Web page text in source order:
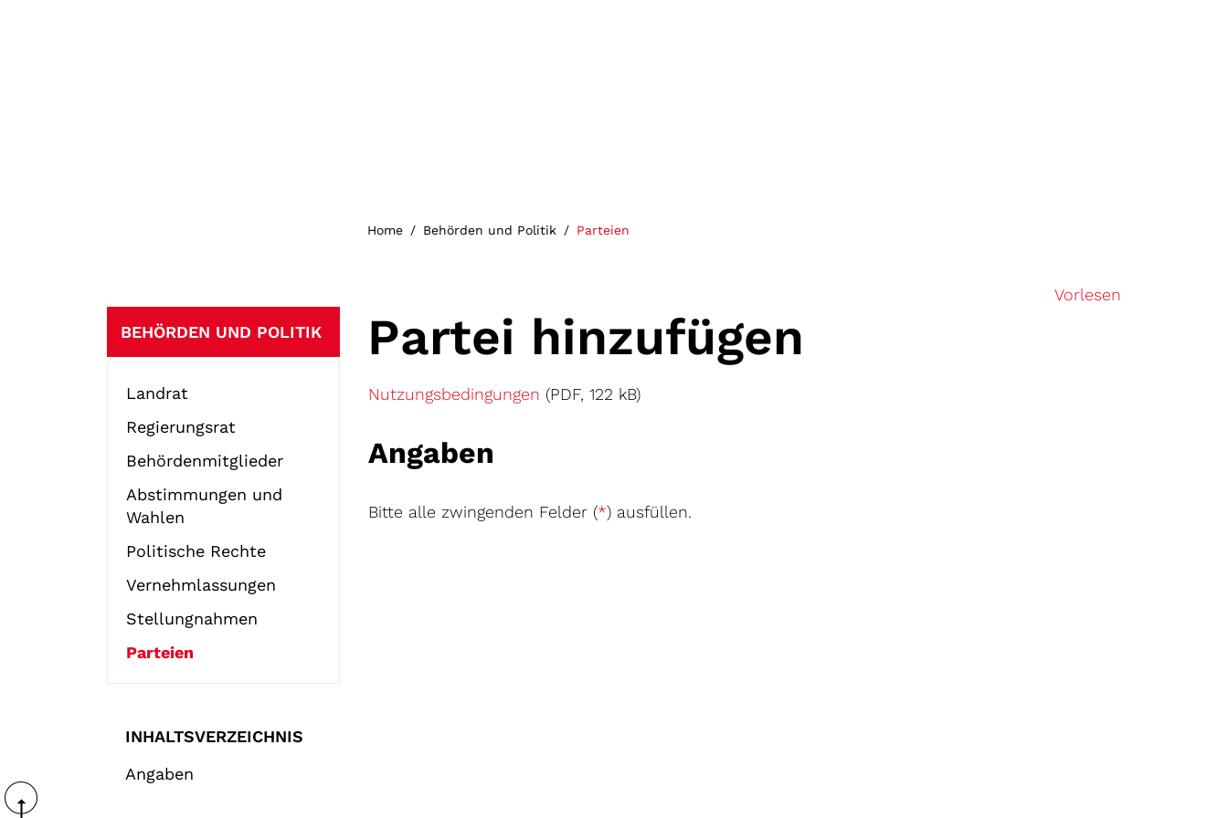
Home Behörden und Politik Parteien
Vorlesen
Subnavigation
BEHÖRDEN UND POLITIK
Landrat
Regierungsrat
Behördenmitglieder
Abstimmungen und
Wahlen
Politische Rechte
Vernehmlassungen
Stellungnahmen
Parteien
g
INHALTSVERZEICHNIS
Angaben
Partei hinzufügen
Nutzungsbedingungen (PDF, 122 kB)
Angaben
Bitte alle zwingenden Felder (*) ausfüllen.